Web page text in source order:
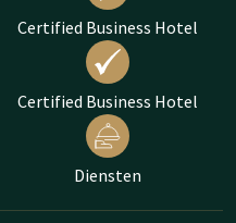
Certified Business Hotel
Certified Business Hotel
Diensten